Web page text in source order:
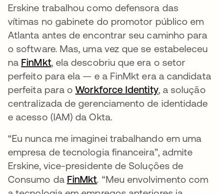
Erskine trabalhou como defensora das
vítimas no gabinete do promotor público em
Atlanta antes de encontrar seu caminho para
o software. Mas, uma vez que se estabeleceu
na FinMktabre em uma nova guia
, ela descobriu que era o setor
perfeito para ela — e a FinMkt era a candidata
perfeita para oWorkforce Identity, a solução
centralizada de gerenciamento de identidade
e acesso (IAM) da Okta.
“Eu nunca me imaginei trabalhando em uma
empresa de tecnologia financeira”, admite
Erskine, vice-presidente de Soluções de
Consumo da FinMktabre em uma nova guia
. “Meu envolvimento com